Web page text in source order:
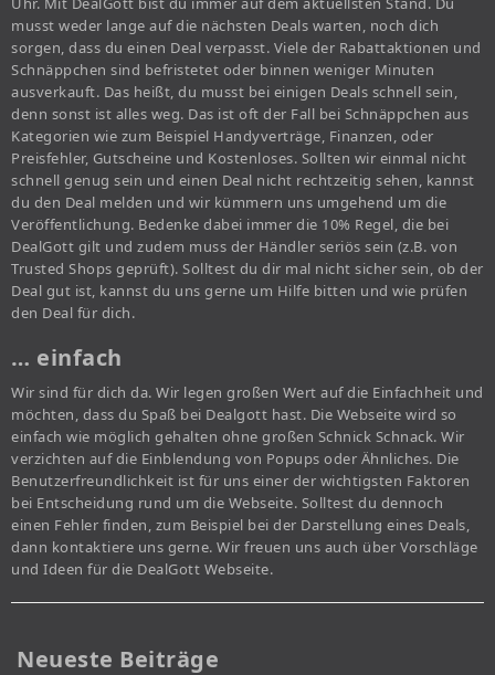
musst weder lange auf die nächsten Deals warten, noch dich
sorgen, dass du einen Deal verpasst. Viele der Rabattaktionen und
Schnäppchen sind befristetet oder binnen weniger Minuten
ausverkauft. Das heißt, du musst bei einigen Deals schnell sein,
denn sonst ist alles weg. Das ist oft der Fall bei Schnäppchen aus
Kategorien wie zum Beispiel Handyverträge, Finanzen, oder
Preisfehler, Gutscheine und Kostenloses. Sollten wir einmal nicht
schnell genug sein und einen Deal nicht rechtzeitig sehen, kannst
du den Deal melden und wir kümmern uns umgehend um die
Veröffentlichung. Bedenke dabei immer die 10% Regel, die bei
DealGott gilt und zudem muss der Händler seriös sein (z.B. von
Trusted Shops geprüft). Solltest du dir mal nicht sicher sein, ob der
Deal gut ist, kannst du uns gerne um Hilfe bitten und wie prüfen
den Deal für dich.
… einfach
Wir sind für dich da. Wir legen großen Wert auf die Einfachheit und
möchten, dass du Spaß bei Dealgott hast. Die Webseite wird so
einfach wie möglich gehalten ohne großen Schnick Schnack. Wir
verzichten auf die Einblendung von Popups oder Ähnliches. Die
Benutzerfreundlichkeit ist für uns einer der wichtigsten Faktoren
bei Entscheidung rund um die Webseite. Solltest du dennoch
einen Fehler finden, zum Beispiel bei der Darstellung eines Deals,
dann kontaktiere uns gerne. Wir freuen uns auch über Vorschläge
und Ideen für die DealGott Webseite.
Neueste Beiträge